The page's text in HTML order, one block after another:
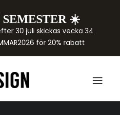
SEMESTER ☀️
30 juli skickas vecka 34
för 20% rabatt